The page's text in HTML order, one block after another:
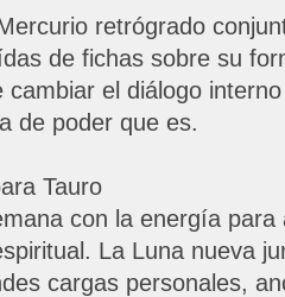
retrógrado
de fichas sobre su
cambiar el diálogo
de poder que es.
Tauro
con la energía
La Luna nueva
cargas personales,